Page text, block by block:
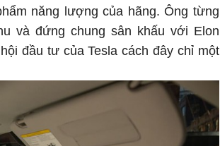
năng lượng của hãng. Ông từng
và đứng chung sân khấu với Elon
đầu tư của Tesla cách đây chỉ một